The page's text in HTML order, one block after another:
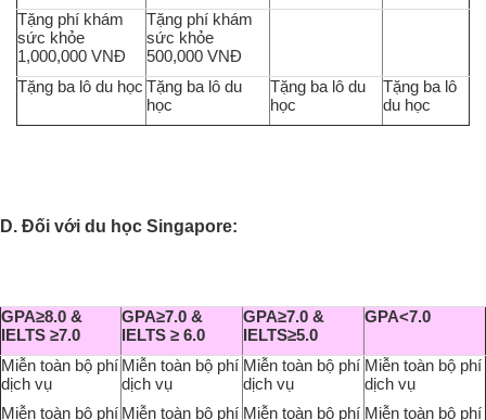
Tặng phí khám
sức khỏe
1,000,000 VNĐ
Tặng phí khám
sức khỏe
500,000 VNĐ
Tặng ba lô du học Tặng ba lô du
học
Tặng ba lô du
học
Tặng ba lô
du học
D. Đối với du học Singapore:
GPA≥8.0 &
IELTS ≥7.0
GPA≥7.0 &
IELTS ≥ 6.0
GPA≥7.0 &
IELTS≥5.0
GPA<7.0
Miễn toàn bộ phí
dịch vụ
Miễn toàn bộ phí
Miễn toàn bộ phí
dịch vụ
Miễn toàn bộ phí
Miễn toàn bộ phí
dịch vụ
Miễn toàn bộ phí
Miễn toàn bộ phí
dịch vụ
Miễn toàn bộ phí